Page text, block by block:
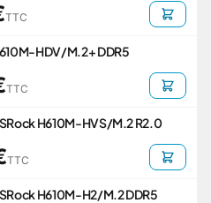
TTC
HDV/M.2+ DDR5
TTC
H610M-HVS/M.2 R2.0
TTC
H610M-H2/M.2 DDR5